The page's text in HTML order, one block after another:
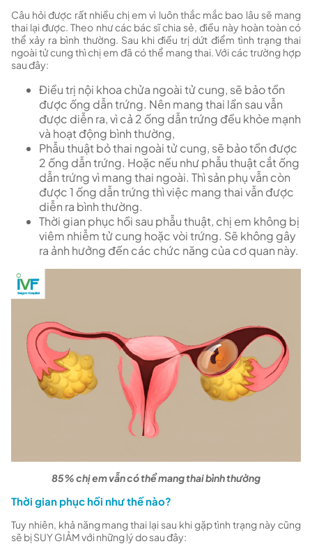
Câu hỏi được rất nhiều chị em vì luôn thắc mắc bao lâu sẽ mang
thai lại được. Theo như các bác sĩ chia sẻ, điều này hoàn toàn có
thể xảy ra bình thường. Sau khi điều trị dứt điểm tình trạng thai
ngoài tử cung thì chị em đã có thể mang thai. Với các trường hợp
sau đây:
Điều trị nội khoa chửa ngoài tử cung, sẽ bảo tồn
được ống dẫn trứng. Nên mang thai lần sau vẫn
được diễn ra, vì cả 2 ống dẫn trứng đều khỏe mạnh
và hoạt động bình thường,
Phẫu thuật bỏ thai ngoài tử cung, sẽ bảo tồn được
2 ống dẫn trứng. Hoặc nếu như phẫu thuật cắt ống
dẫn trứng vì mang thai ngoài. Thì sản phụ vẫn còn
được 1 ống dẫn trứng thì việc mang thai vẫn được
diễn ra bình thường.
Thời gian phục hồi sau phẫu thuật, chị em không bị
viêm nhiễm tử cung hoặc vòi trứng. Sẽ không gây
ra ảnh hưởng đến các chức năng của cơ quan này.
85% chị em vẫn có thể mang thai bình thường
Thời gian phục hồi như thế nào?
Tuy nhiên, khả năng mang thai lại sau khi gặp tình trạng này cũng
sẽ bị SUY GIẢM với những lý do sau đây: